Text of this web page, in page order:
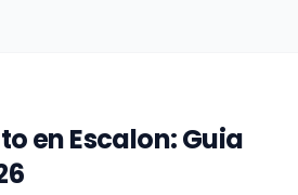
en Escalon: Guia